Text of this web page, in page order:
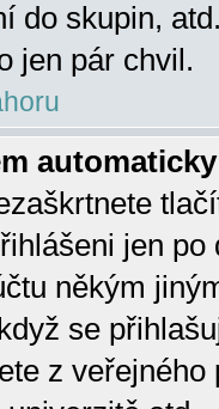
do skupin,
jen pár chvil.
jen
někým
se
z